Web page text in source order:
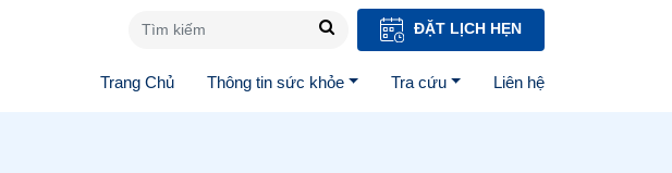
ĐẶT LỊCH HẸN
Trang Chủ Thông tin sức khỏe Tra cứu Liên hệ